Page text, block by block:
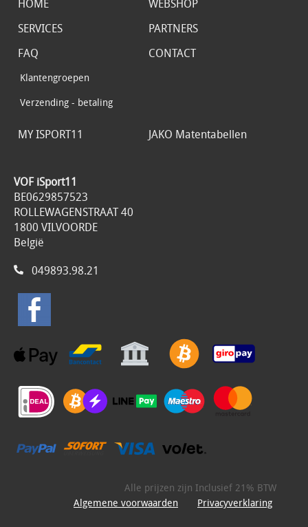
HOME
WEBSHOP
SERVICES
PARTNERS
FAQ
Klantengroepen
Verzending - betaling
CONTACT
MY ISPORT11 JAKO Matentabellen
VOF iSport11
BE0629857523
ROLLEWAGENSTRAAT 40
1800 VILVOORDE
België
049893.98.21
Alle prijzen zijn Inclusief 21% BTW
Algemene voorwaarden
Privacyverklaring